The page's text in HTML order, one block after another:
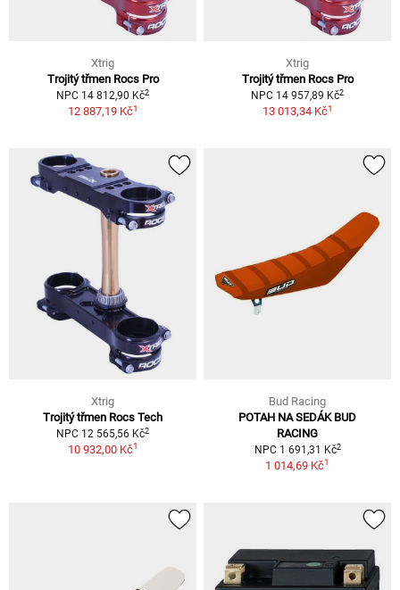
Xtrig
Trojitý třmen Rocs Pro
NPC 14 812,90 Kč2
12 887,19 Kč1
Xtrig
Trojitý třmen Rocs Pro
NPC 14 957,89 Kč2
13 013,34 Kč1
Xtrig
Trojitý třmen Rocs Tech
NPC 12 565,56 Kč2
10 932,00 Kč1
Bud Racing
POTAH NA SEDÁK BUD
RACING
NPC 1 691,31 Kč2
1 014,69 Kč1